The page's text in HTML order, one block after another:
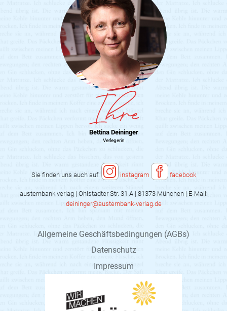
Bettina Deininger
Verlegerin
Sie finden uns auch auf: instagram facebook
austernbank verlag | Ohlstadter Str. 31 A | 81373 München | E-Mail:
deininger@austernbank-verlag.de
Allgemeine Geschäftsbedingungen (AGBs)
Datenschutz
Impressum